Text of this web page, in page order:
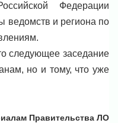
Федерации
ведомств и региона по
следующее заседание
но и тому, что уже
Правительства ЛО